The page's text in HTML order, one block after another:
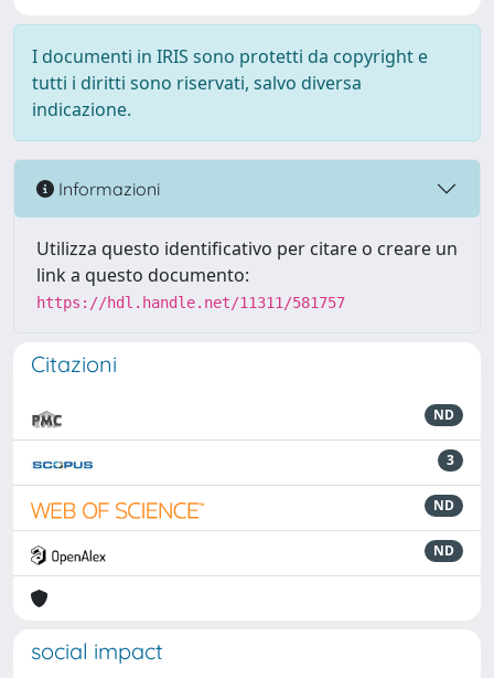
I documenti in IRIS sono protetti da copyright e
tutti i diritti sono riservati, salvo diversa
indicazione.
Informazioni
Utilizza questo identificativo per citare o creare un
link a questo documento:
https://hdl.handle.net/11311/581757
Citazioni
ND
3
ND
ND
social impact